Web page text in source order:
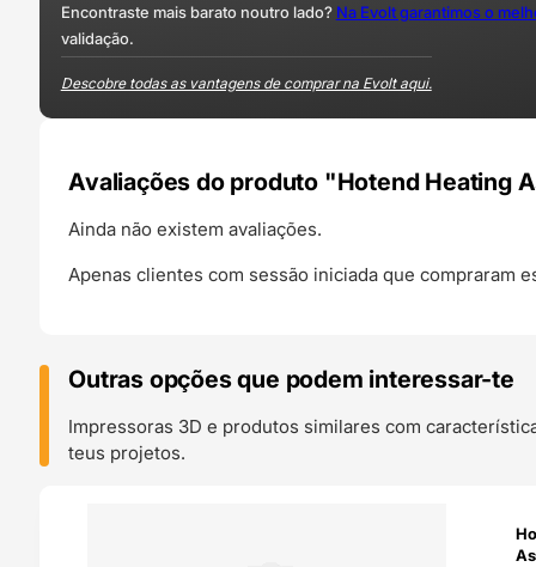
Encontraste mais barato noutro lado? Na Evolt garantimos o
validação.
Descobre todas as vantagens de comprar na Evolt aqui.
Avaliações do produto "Hotend Heating
Ainda não existem avaliações.
Apenas clientes com sessão iniciada que compraram
Outras opções que podem interessar-te
Impressoras 3D e produtos similares com
teus projetos.